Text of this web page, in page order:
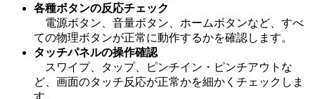
各種ボタンの反応チェック
電源ボタン、音量ボタン、ホームボタンなど、すべ
ての物理ボタンが正常に動作するかを確認します。
タッチパネルの操作確認
スワイプ、タップ、ピンチイン・ピンチアウトな
ど、画面のタッチ反応が正常かを細かくチェックしま
す。